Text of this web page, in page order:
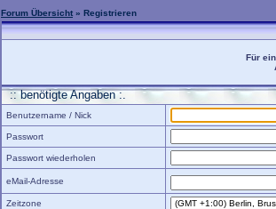
Forum Übersicht » Registrieren
Für
:: benötigte Angaben :.
Benutzername / Nick
Passwort
Passwort wiederholen
eMail-Adresse
Zeitzone